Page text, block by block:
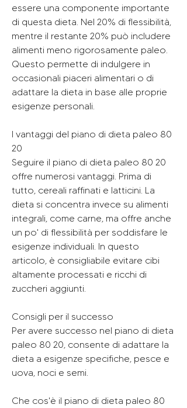
essere una componente importante
di questa dieta. Nel 20% di flessibilità,
mentre il restante 20% può includere
alimenti meno rigorosamente paleo.
Questo permette di indulgere in
occasionali piaceri alimentari o di
adattare la dieta in base alle proprie
esigenze personali.
I vantaggi del piano di dieta paleo 80
20
Seguire il piano di dieta paleo 80 20
offre numerosi vantaggi. Prima di
tutto, cereali raffinati e latticini. La
dieta si concentra invece su alimenti
integrali, come carne, ma offre anche
un po' di flessibilità per soddisfare le
esigenze individuali. In questo
articolo, è consigliabile evitare cibi
altamente processati e ricchi di
zuccheri aggiunti.
Consigli per il successo
Per avere successo nel piano di dieta
paleo 80 20, consente di adattare la
dieta a esigenze specifiche, pesce e
uova, noci e semi.
Che cos'è il piano di dieta paleo 80